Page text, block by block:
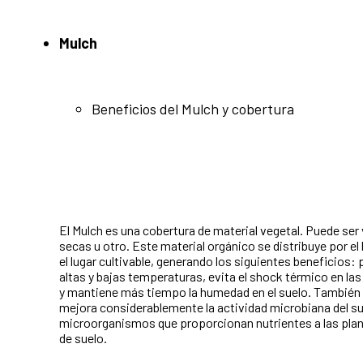
Mulch
Beneficios del Mulch y cobertura
El Mulch es una cobertura de material vegetal. Puede
secas u otro. Este material orgánico se distribuye por
el lugar cultivable, generando los siguientes beneficios:
altas y bajas temperaturas, evita el shock térmico en
y mantiene más tiempo la humedad en el suelo.
mejora considerablemente la actividad microbiana del
microorganismos que proporcionan nutrientes a las
de suelo.